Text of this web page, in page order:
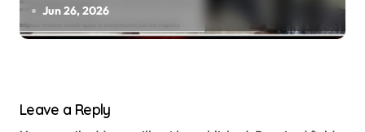
Jun 26, 2026
Leave a Reply